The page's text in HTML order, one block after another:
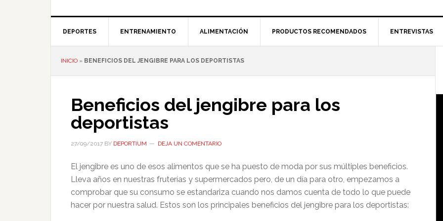
DEPORTES ENTRENAMIENTO ALIMENTACIÓN PRODUCTOS RECOMENDADOS ENTREVISTAS
INICIO » BENEFICIOS DEL JENGIBRE PARA LOS DEPORTISTAS
Beneficios del jengibre para los
deportistas
27/09/2017 BY DEPORTIUM DEJA UN COMENTARIO
El jengibre es uno de esos alimentos que se ha puesto de moda por sus múltiples beneficios.
Lleva años en nuestras fruterías y supermercados pero, de un día para otro, empezamos a
comprobar que su consumo se estandariza cuando nos damos cuenta de todo lo que puede
hacer por nuestra salud. Estos son los principales beneficios del jengibre para los deportistas: